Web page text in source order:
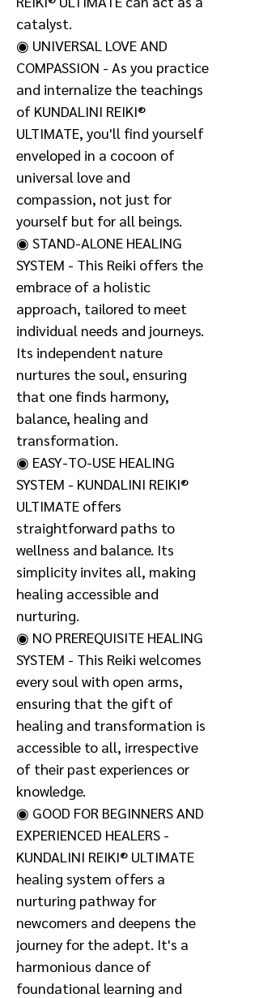
catalyst.
◉ UNIVERSAL LOVE AND
COMPASSION - As you practice
and internalize the teachings
of KUNDALINI REIKI®
ULTIMATE, you'll find yourself
enveloped in a cocoon of
universal love and
compassion, not just for
yourself but for all beings.
◉ STAND-ALONE HEALING
SYSTEM - This Reiki offers the
embrace of a holistic
approach, tailored to meet
individual needs and journeys.
Its independent nature
nurtures the soul, ensuring
that one finds harmony,
balance, healing and
transformation.
◉ EASY-TO-USE HEALING
SYSTEM - KUNDALINI REIKI®
ULTIMATE offers
straightforward paths to
wellness and balance. Its
simplicity invites all, making
healing accessible and
nurturing.
◉ NO PREREQUISITE HEALING
SYSTEM - This Reiki welcomes
every soul with open arms,
ensuring that the gift of
healing and transformation is
accessible to all, irrespective
of their past experiences or
knowledge.
◉ GOOD FOR BEGINNERS AND
EXPERIENCED HEALERS -
KUNDALINI REIKI® ULTIMATE
healing system offers a
nurturing pathway for
newcomers and deepens the
journey for the adept. It's a
harmonious dance of
foundational learning and